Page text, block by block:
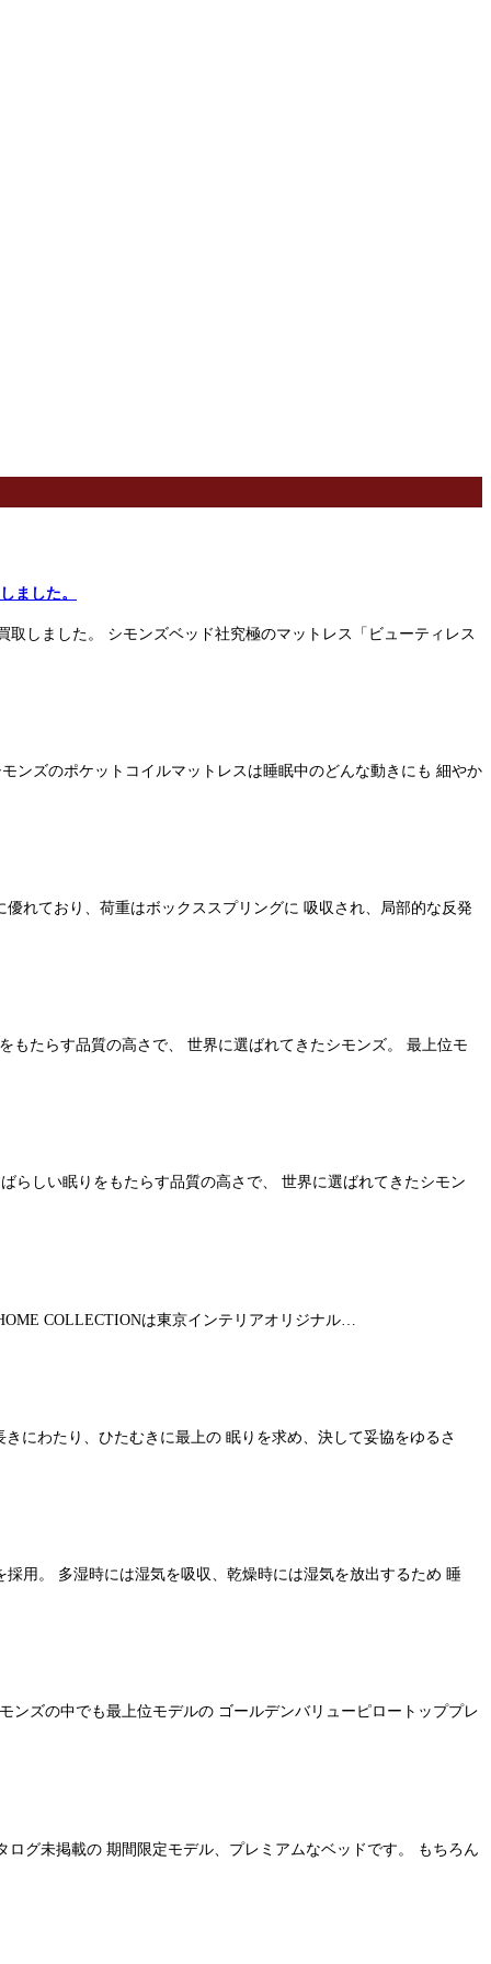
ました。
しました。 シモンズベッド社究極のマットレス「ビューティレス
ンズのポケットコイルマットレスは睡眠中のどんな動きにも 細やか
れており、荷重はボックススプリングに 吸収され、局部的な反発
もたらす品質の高さで、 世界に選ばれてきたシモンズ。 最上位モ
らしい眠りをもたらす品質の高さで、 世界に選ばれてきたシモン
COLLECTIONは東京インテリアオリジナル…
にわたり、ひたむきに最上の 眠りを求め、決して妥協をゆるさ
用。 多湿時には湿気を吸収、乾燥時には湿気を放出するため 睡
ンズの中でも最上位モデルの ゴールデンバリューピロートッププレ
グ未掲載の 期間限定モデル、プレミアムなベッドです。 もちろん